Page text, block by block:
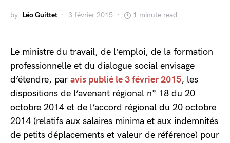
by Léo Guittet 3 février 2015 1 minute read
Le ministre du travail, de l’emploi, de la formation
professionnelle et du dialogue social envisage
d’étendre, par avis publié le 3 février 2015, les
dispositions de l’avenant régional n° 18 du 20
octobre 2014 et de l’accord régional du 20 octobre
2014 (relatifs aux salaires minima et aux indemnités
de petits déplacements et valeur de référence) pour